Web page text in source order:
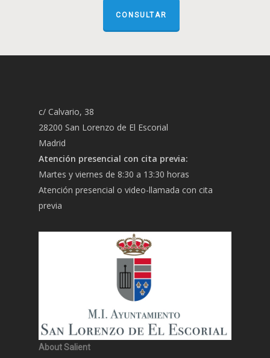
CONSULTAR
c/ Calvario, 38
28200 San Lorenzo de El Escorial
Madrid
Atención presencial con cita previa:
Martes y viernes de 8:30 a 13:30 horas
Atención presencial o video-llamada con cita
previa
About Salient